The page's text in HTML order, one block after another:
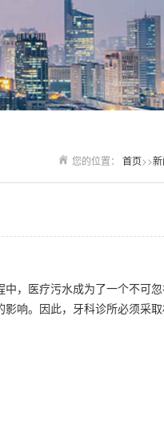
您的位置： 首页>>
，医疗污水成为了一个不可
响。因此，牙科诊所必须采